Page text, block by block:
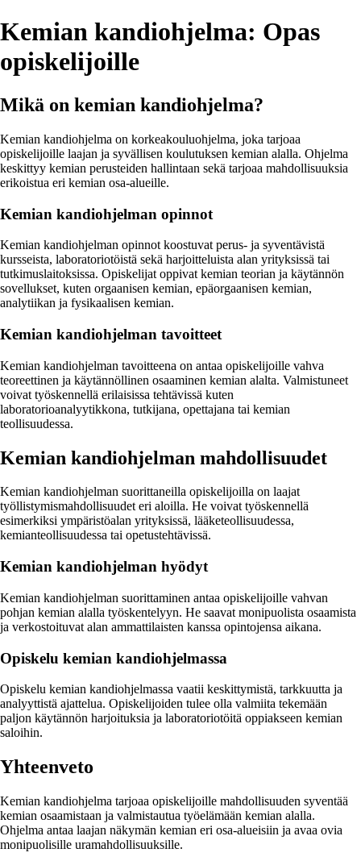
Kemian kandiohjelma: Opas
opiskelijoille
Mikä on kemian kandiohjelma?
Kemian kandiohjelma on korkeakouluohjelma, joka tarjoaa
opiskelijoille laajan ja syvällisen koulutuksen kemian alalla. Ohjelma
keskittyy kemian perusteiden hallintaan sekä tarjoaa mahdollisuuksia
erikoistua eri kemian osa-alueille.
Kemian kandiohjelman opinnot
Kemian kandiohjelman opinnot koostuvat perus- ja syventävistä
kursseista, laboratoriotöistä sekä harjoitteluista alan yrityksissä tai
tutkimuslaitoksissa. Opiskelijat oppivat kemian teorian ja käytännön
sovellukset, kuten orgaanisen kemian, epäorgaanisen kemian,
analytiikan ja fysikaalisen kemian.
Kemian kandiohjelman tavoitteet
Kemian kandiohjelman tavoitteena on antaa opiskelijoille vahva
teoreettinen ja käytännöllinen osaaminen kemian alalta. Valmistuneet
voivat työskennellä erilaisissa tehtävissä kuten
laboratorioanalyytikkona, tutkijana, opettajana tai kemian
teollisuudessa.
Kemian kandiohjelman mahdollisuudet
Kemian kandiohjelman suorittaneilla opiskelijoilla on laajat
työllistymismahdollisuudet eri aloilla. He voivat työskennellä
esimerkiksi ympäristöalan yrityksissä, lääketeollisuudessa,
kemianteollisuudessa tai opetustehtävissä.
Kemian kandiohjelman hyödyt
Kemian kandiohjelman suorittaminen antaa opiskelijoille vahvan
pohjan kemian alalla työskentelyyn. He saavat monipuolista osaamista
ja verkostoituvat alan ammattilaisten kanssa opintojensa aikana.
Opiskelu kemian kandiohjelmassa
Opiskelu kemian kandiohjelmassa vaatii keskittymistä, tarkkuutta ja
analyyttistä ajattelua. Opiskelijoiden tulee olla valmiita tekemään
paljon käytännön harjoituksia ja laboratoriotöitä oppiakseen kemian
saloihin.
Yhteenveto
Kemian kandiohjelma tarjoaa opiskelijoille mahdollisuuden syventää
kemian osaamistaan ja valmistautua työelämään kemian alalla.
Ohjelma antaa laajan näkymän kemian eri osa-alueisiin ja avaa ovia
monipuolisille uramahdollisuuksille.